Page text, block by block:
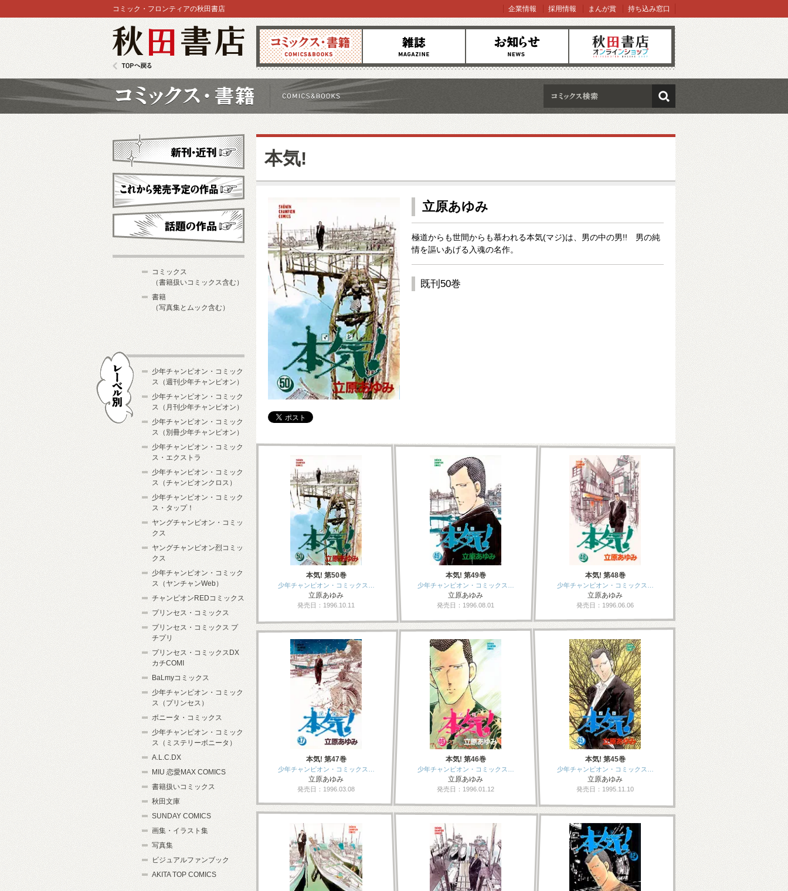
秋田書店
コミックス 雑誌 お知らせ オンラインショップ
TOPへ戻る
コミック・フロンティアの秋田書店 企業情報 採用情報 まんが賞 持ち込み窓口
コミックス
検索
本気!
立原あゆみ
極道からも世間からも慕われる本気(マジ)は、男の中の男!! 男の純
情を謳いあげる入魂の名作。
既刊50巻
本気! 第50巻
少年チャンピオン・コミックス…
立原あゆみ
発売日：1996.10.11
本気! 第49巻
少年チャンピオン・コミックス…
立原あゆみ
発売日：1996.08.01
本気! 第48巻
少年チャンピオン・コミックス…
立原あゆみ
発売日：1996.06.06
本気! 第47巻
少年チャンピオン・コミックス…
立原あゆみ
発売日：1996.03.08
本気! 第46巻
少年チャンピオン・コミックス…
立原あゆみ
発売日：1996.01.12
本気! 第45巻
少年チャンピオン・コミックス…
立原あゆみ
発売日：1995.11.10
新刊・近刊
これから発売予定
話題の作品
コミックス
（書籍扱いコミックス含む）
書籍
（写真集とムック含む）
レーベル別
少年チャンピオン・コミック
ス（週刊少年チャンピオン）
少年チャンピオン・コミック
ス（月刊少年チャンピオン）
少年チャンピオン・コミック
ス（別冊少年チャンピオン）
少年チャンピオン・コミック
ス・エクストラ
少年チャンピオン・コミック
ス（チャンピオンクロス）
少年チャンピオン・コミック
ス・タップ！
ヤングチャンピオン・コミッ
クス
ヤングチャンピオン烈コミッ
クス
少年チャンピオン・コミック
ス（ヤンチャンWeb）
チャンピオンREDコミックス
プリンセス・コミックス
プリンセス・コミックス プ
チプリ
プリンセス・コミックスDX
カチCOMI
BaLmyコミックス
少年チャンピオン・コミック
ス（プリンセス）
ボニータ・コミックス
少年チャンピオン・コミック
ス（ミステリーボニータ）
A.L.C.DX
MIU 恋愛MAX COMICS
書籍扱いコミックス
秋田文庫
SUNDAY COMICS
画集・イラスト集
写真集
ビジュアルファンブック
AKITA TOP COMICS